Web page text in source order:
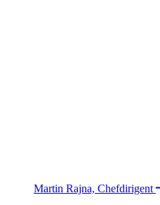
Martin Rajna, Chefdirigent